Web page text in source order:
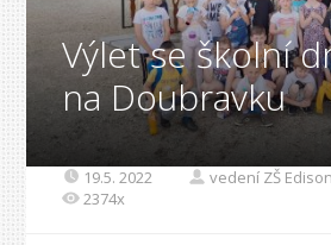
Výlet se školní
na Doubravku
19.5. 2022
vedení ZŠ
2374x